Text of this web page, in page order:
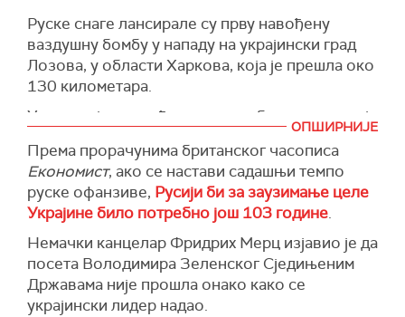
Како је известио губернатор Оренбуршке
области Јевгениј Солнцев, инфраструктура
постројења је делимично оштећена - као
резултат напада беспилотне летелице, једна
од радионица се запалила.
(Унијан)
Руске снаге лансирале су прву навођену
ваздушну бомбу у нападу на украјински град
Лозова, у области Харкова, која је прешла око
130 километара.
У нападу је повређено пет особа, саопштила је
канцеларија регионалног тужиоца у Харкову.
Наводи се да је удар изведен помоћу
навођене ваздушне бомбе нове генерације,
УМБП-5Р.
Бомба је погодила приватну кућу у Лозови и
оштетила помоћне објекте.
(Унијан)
ОПШИРНИЈЕ
Према прорачунима британског часописа
Економист, ако се настави садашњи темпо
руске офанзиве, Русији би за заузимање целе
Украјине било потребно још 103 године.
Немачки канцелар Фридрих Мерц изјавио је да
посета Володимира Зеленског Сједињеним
Државама није прошла онако како се
украјински лидер надао.